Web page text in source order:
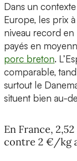
Dans un
Europe, les prix
niveau record
payés en
porc breton.
comparable,
surtout le
situent bien au-
En France,
contre 2 €/kg